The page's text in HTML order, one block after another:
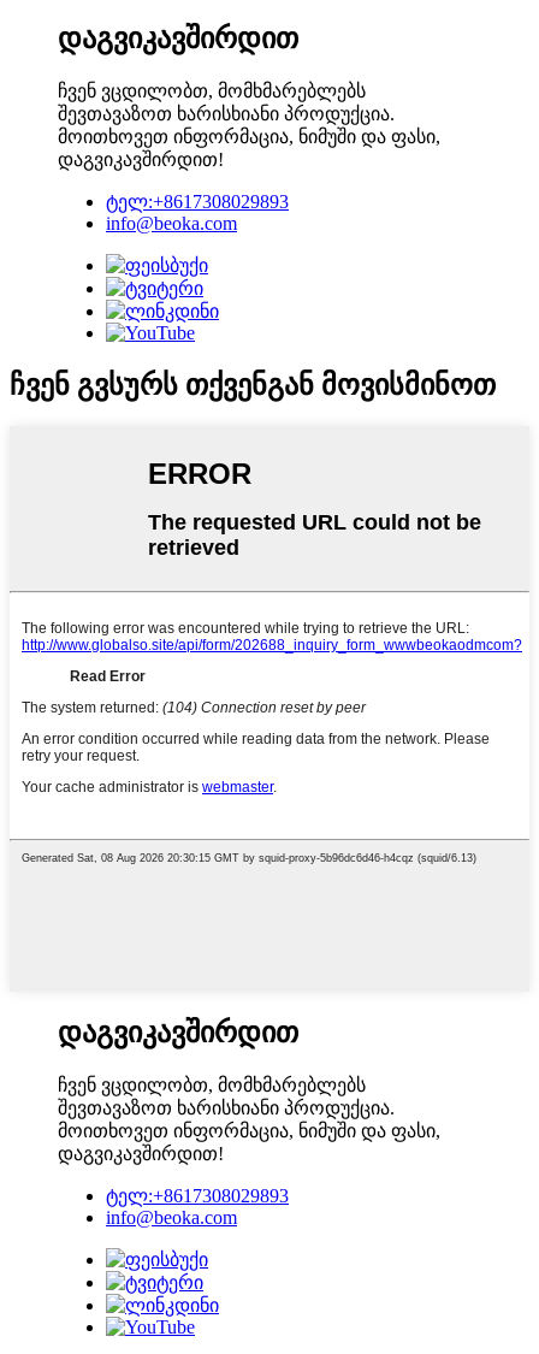
დაგვიკავშირდით
ჩვენ ვცდილობთ, მომხმარებლებს
შევთავაზოთ ხარისხიანი პროდუქცია.
მოითხოვეთ ინფორმაცია, ნიმუში და ფასი,
დაგვიკავშირდით!
ტელ:+8617308029893
info@beoka.com
ჩვენ გვსურს თქვენგან მოვისმინოთ
დაგვიკავშირდით
ჩვენ ვცდილობთ, მომხმარებლებს
შევთავაზოთ ხარისხიანი პროდუქცია.
მოითხოვეთ ინფორმაცია, ნიმუში და ფასი,
დაგვიკავშირდით!
ტელ:+8617308029893
info@beoka.com